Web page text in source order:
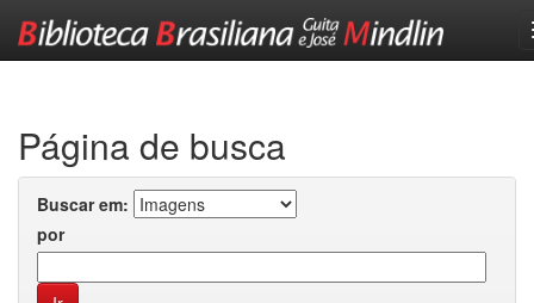
Página de busca
Buscar em:
por